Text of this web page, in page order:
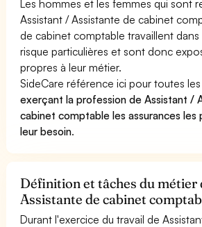
Les hommes et les femmes qui sont
Assistant / Assistante de cabinet
de cabinet comptable travaillent
risque particulières et sont donc
propres à leur métier.
SideCare référence ici pour toutes
exerçant la profession de Assistant /
cabinet comptable les assurances les
leur besoin.
Définition et tâches du métier
Assistante de cabinet
Durant l'exercice du travail de